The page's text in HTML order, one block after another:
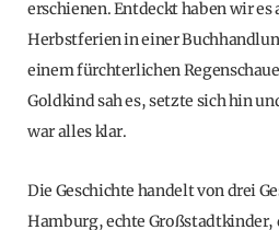
erschienen. Entdeckt haben wir es
Herbstferien in einer
einem fürchterlichen
Goldkind sah es, setzte sich hin
war alles klar.
Die Geschichte handelt von drei
Hamburg, echte Großstadtkinder,